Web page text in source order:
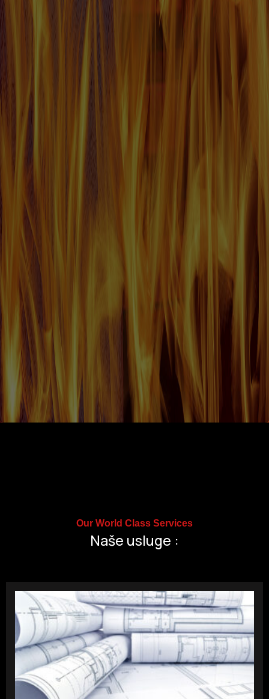
Our World Class Services
Naše usluge :